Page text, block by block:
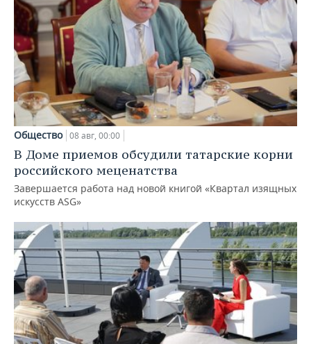
Общество 08 авг, 00:00
В Доме приемов обсудили татарские корни
российского меценатства
Завершается работа над новой книгой «Квартал изящных
искусств ASG»